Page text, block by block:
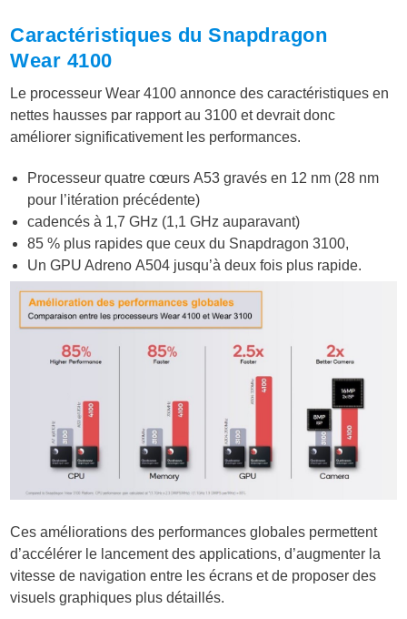
Caractéristiques du Snapdragon
Wear 4100
Le processeur Wear 4100 annonce des caractéristiques en
nettes hausses par rapport au 3100 et devrait donc
améliorer significativement les performances.
Processeur quatre cœurs A53 gravés en 12 nm (28 nm
pour l’itération précédente)
cadencés à 1,7 GHz (1,1 GHz auparavant)
85 % plus rapides que ceux du Snapdragon 3100,
Un GPU Adreno A504 jusqu’à deux fois plus rapide.
Ces améliorations des performances globales permettent
d’accélérer le lancement des applications, d’augmenter la
vitesse de navigation entre les écrans et de proposer des
visuels graphiques plus détaillés.